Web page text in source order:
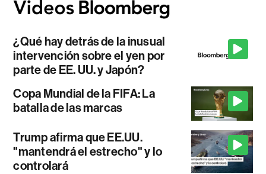
¿Qué hay detrás de la inusual
intervención sobre el yen por
parte de EE. UU. y Japón?
Copa Mundial de la FIFA: La
batalla de las marcas
Trump afirma que EE.UU.
"mantendrá el estrecho" y lo
controlará